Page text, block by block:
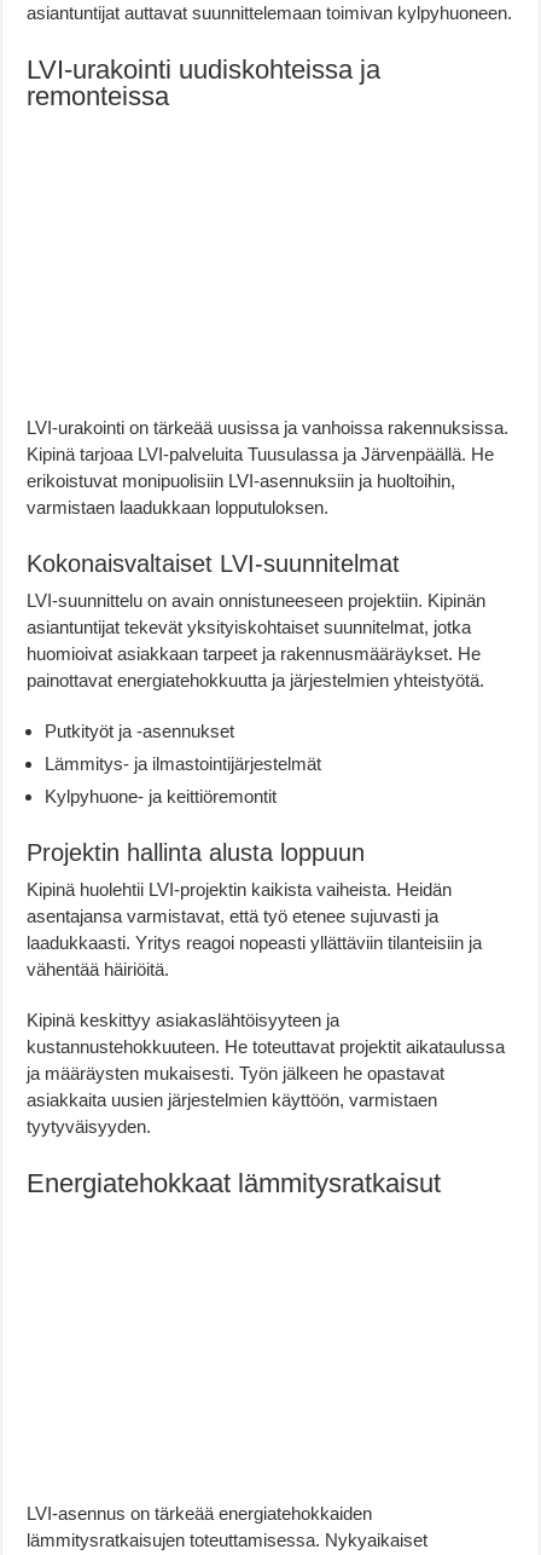
asiantuntijat auttavat suunnittelemaan toimivan kylpyhuoneen.
LVI-urakointi uudiskohteissa ja
remonteissa
LVI-urakointi on tärkeää uusissa ja vanhoissa rakennuksissa.
Kipinä tarjoaa LVI-palveluita Tuusulassa ja Järvenpäällä. He
erikoistuvat monipuolisiin LVI-asennuksiin ja huoltoihin,
varmistaen laadukkaan lopputuloksen.
Kokonaisvaltaiset LVI-suunnitelmat
LVI-suunnittelu on avain onnistuneeseen projektiin. Kipinän
asiantuntijat tekevät yksityiskohtaiset suunnitelmat, jotka
huomioivat asiakkaan tarpeet ja rakennusmääräykset. He
painottavat energiatehokkuutta ja järjestelmien yhteistyötä.
Putkityöt ja -asennukset
Lämmitys- ja ilmastointijärjestelmät
Kylpyhuone- ja keittiöremontit
Projektin hallinta alusta loppuun
Kipinä huolehtii LVI-projektin kaikista vaiheista. Heidän
asentajansa varmistavat, että työ etenee sujuvasti ja
laadukkaasti. Yritys reagoi nopeasti yllättäviin tilanteisiin ja
vähentää häiriöitä.
Kipinä keskittyy asiakaslähtöisyyteen ja
kustannustehokkuuteen. He toteuttavat projektit aikataulussa
ja määräysten mukaisesti. Työn jälkeen he opastavat
asiakkaita uusien järjestelmien käyttöön, varmistaen
tyytyväisyyden.
Energiatehokkaat lämmitysratkaisut
LVI-asennus on tärkeää energiatehokkaiden
lämmitysratkaisujen toteuttamisessa. Nykyaikaiset